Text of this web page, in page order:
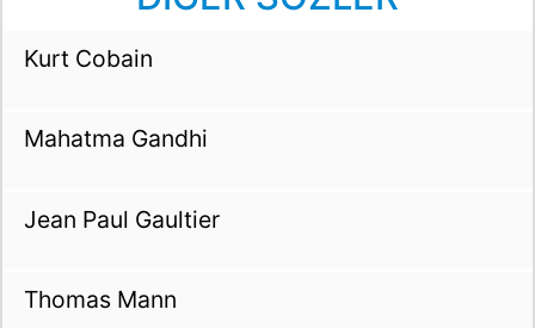
Kurt Cobain
Mahatma Gandhi
Jean Paul Gaultier
Thomas Mann